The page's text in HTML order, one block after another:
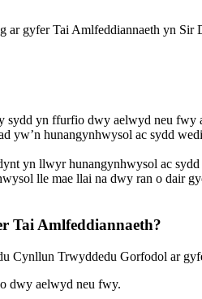
ar gyfer Tai Amlfeddiannaeth yn Sir
yn ffurfio dwy aelwyd neu fwy
yw’n hunangynhwysol ac sydd
yn llwyr hunangynhwysol ac
lle mae llai na dwy ran o dair
Tai Amlfeddiannaeth?
Trwyddedu Gorfodol ar
dwy aelwyd neu fwy.